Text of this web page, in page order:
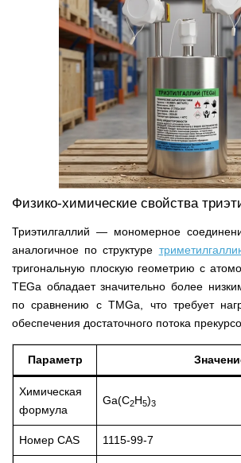
Физико-химические свойства
Триэтилгаллий — мономерное
аналогичное по структуре
тригональную плоскую геометрию с
TEGa обладает значительно более
по сравнению с TMGa, что требует
обеспечения достаточного потока
Параметр
Химическая
формула
Ga(C2H5)3
Номер CAS 1115-99-7